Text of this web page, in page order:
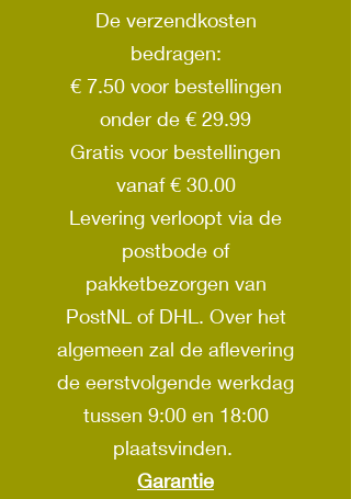
De verzendkosten
bedragen:
€ 7.50 voor bestellingen
onder de € 29.99
Gratis voor bestellingen
vanaf € 30.00
Levering verloopt via de
postbode of
pakketbezorgen van
PostNL of DHL. Over het
algemeen zal de aflevering
de eerstvolgende werkdag
tussen 9:00 en 18:00
plaatsvinden.
Garantie